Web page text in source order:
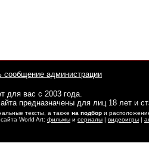
сообщение администрации
для вас с 2003 года.
предназначены для лиц 18 лет и
тексты, а также на подбор и
World Art: фильмы и сериалы | видеоигры |